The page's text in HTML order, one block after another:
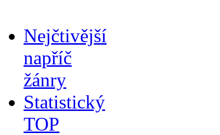
Nejčtivější
napříč
žánry
Statistický
TOP